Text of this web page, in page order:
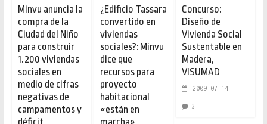
Minvu anuncia la
compra de la
Ciudad del Niño
para construir
1.200 viviendas
sociales en
medio de cifras
negativas de
campamentos y
¿Edificio Tassara
convertido en
viviendas
sociales?: Minvu
dice que
recursos para
proyecto
habitacional
«están en
Concurso:
Diseño de
Vivienda Social
Sustentable en
Madera,
VISUMAD
2009-07-14
3